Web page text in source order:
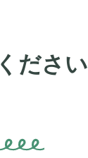
ださい